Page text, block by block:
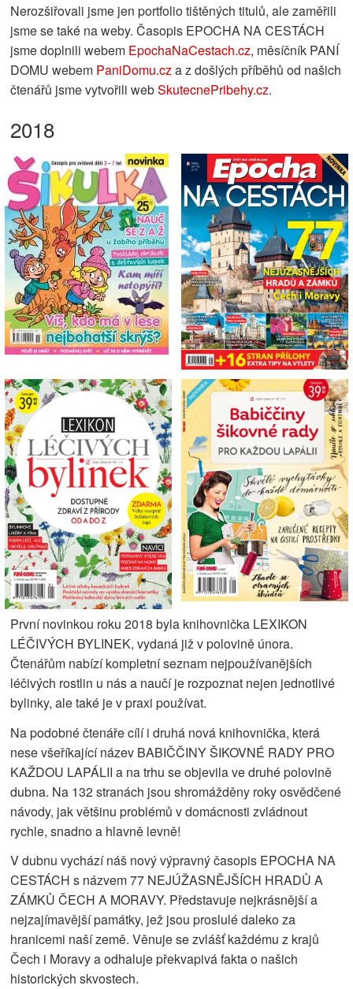
Nerozšiřovali jsme jen portfolio tištěných titulů, ale zaměřili
jsme se také na weby. Časopis EPOCHA NA CESTÁCH
jsme doplnili webem EpochaNaCestach.cz, měsíčník PANÍ
DOMU webem PaniDomu.cza z došlých příběhů od našich
čtenářů jsme vytvořili webSkutecnePribehy.cz.
2018
První novinkou roku 2018 byla knihovnička LEXIKON
LÉČIVÝCH BYLINEK, vydaná již v polovině února.
Čtenářům nabízí kompletní seznam nejpoužívanějších
léčivých rostlin u nás a naučí je rozpoznat nejen jednotlivé
bylinky, ale také je v praxi používat.
Na podobné čtenáře cílí i druhá nová knihovnička, která
nese všeříkající název BABIČČINY ŠIKOVNÉ RADY PRO
KAŽDOU LAPÁLII a na trhu se objevila ve druhé polovině
dubna. Na 132 stranách jsou shromážděny roky osvědčené
návody, jak většinu problémů v domácnosti zvládnout
rychle, snadno a hlavně levně!
V dubnu vychází náš nový výpravný časopis EPOCHA NA
CESTÁCH s názvem 77 NEJÚŽASNĚJŠÍCH HRADŮ A
ZÁMKŮ ČECH A MORAVY. Představuje nejkrásnější a
nejzajímavější památky, jež jsou proslulé daleko za
hranicemi naší země. Věnuje se zvlášť každému z krajů
Čech i Moravy a odhaluje překvapivá fakta o našich
historických skvostech.